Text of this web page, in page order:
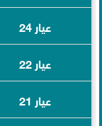
عيار 24
عيار 22
عيار 21